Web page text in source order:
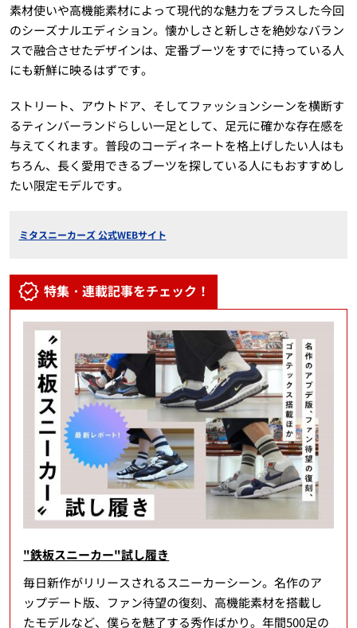
素材使いや高機能素材によって現代的な魅力をプラスした今回
のシーズナルエディション。懐かしさと新しさを絶妙なバラン
スで融合させたデザインは、定番ブーツをすでに持っている人
にも新鮮に映るはずです。
ストリート、アウトドア、そしてファッションシーンを横断す
るティンバーランドらしい一足として、足元に確かな存在感を
与えてくれます。普段のコーディネートを格上げしたい人はも
ちろん、長く愛用できるブーツを探している人にもおすすめし
たい限定モデルです。
ミタスニーカーズ 公式WEBサイト
特集・連載記事をチェック！
"鉄板スニーカー"試し履き
毎日新作がリリースされるスニーカーシーン。名作のア
ップデート版、ファン待望の復刻、高機能素材を搭載し
たモデルなど、僕らを魅了する秀作ばかり。年間500足の